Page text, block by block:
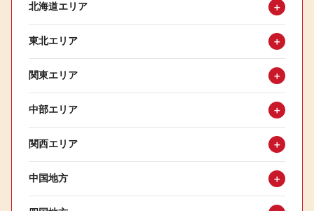
北海道エリア ＋
東北エリア ＋
関東エリア ＋
中部エリア ＋
関西エリア ＋
中国地方 ＋